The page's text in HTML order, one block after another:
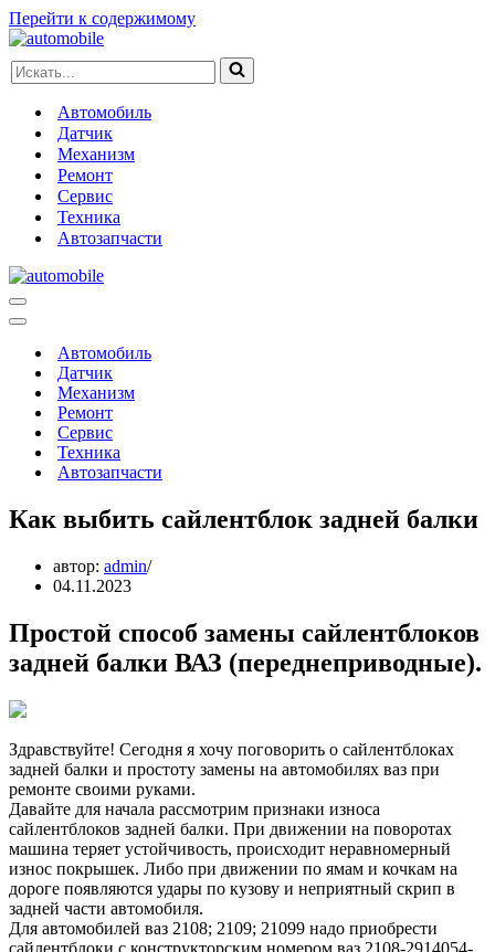
Перейти к содержимому
Искать...
Автомобиль
Датчик
Механизм
Ремонт
Сервис
Техника
Автозапчасти
Меню
навигации
Меню
навигацииАвтомобиль
Датчик
Механизм
Ремонт
Сервис
Техника
Автозапчасти
Как выбить сайлентблок задней балки
автор: admin
04.11.2023
Простой способ замены сайлентблоков
задней балки ВАЗ (переднеприводные).
Здравствуйте! Сегодня я хочу поговорить о сайлентблоках
задней балки и простоту замены на автомобилях ваз при
ремонте своими руками.
Давайте для начала рассмотрим признаки износа
сайлентблоков задней балки. При движении на поворотах
машина теряет устойчивость, происходит неравномерный
износ покрышек. Либо при движении по ямам и кочкам на
дороге появляются удары по кузову и неприятный скрип в
задней части автомобиля.
Для автомобилей ваз 2108; 2109; 21099 надо приобрести
сайлентблоки с конструкторским номером ваз 2108-2914054-